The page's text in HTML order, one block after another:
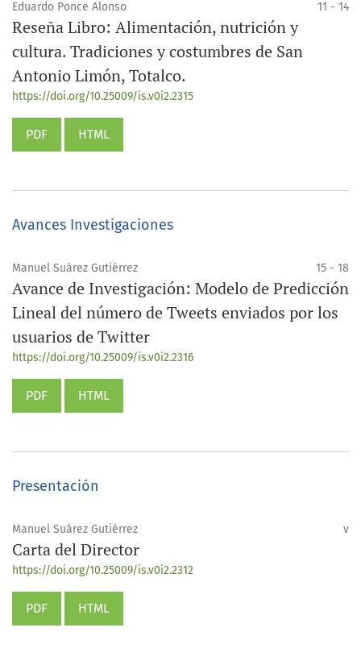
Eduardo Ponce Alonso 11 - 14
Reseña Libro: Alimentación, nutrición y
cultura. Tradiciones y costumbres de San
Antonio Limón, Totalco.
https://doi.org/10.25009/is.v0i2.2315
PDF HTML
Avances Investigaciones
Manuel Suárez Gutiérrez 15 - 18
Avance de Investigación: Modelo de Predicción
Lineal del número de Tweets enviados por los
usuarios de Twitter
https://doi.org/10.25009/is.v0i2.2316
PDF HTML
Presentación
Manuel Suárez Gutiérrez v
Carta del Director
https://doi.org/10.25009/is.v0i2.2312
PDF HTML